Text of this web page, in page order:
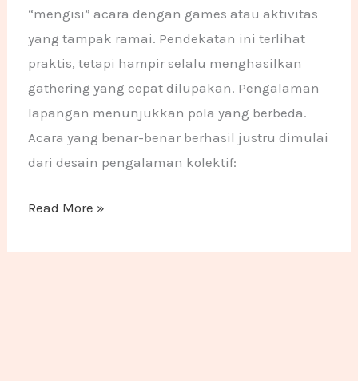
“mengisi” acara dengan games atau aktivitas
yang tampak ramai. Pendekatan ini terlihat
praktis, tetapi hampir selalu menghasilkan
gathering yang cepat dilupakan. Pengalaman
lapangan menunjukkan pola yang berbeda.
Acara yang benar-benar berhasil justru dimulai
dari desain pengalaman kolektif:
Read More »